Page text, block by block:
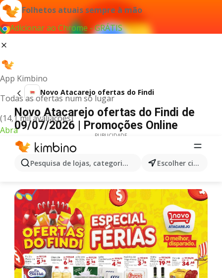
Folhetos atuais sempre à mão
Adicionar ao Chrome - GRÁTIS
App Kimbino
Todas as ofertas num só lugar
(14,1 mil avaliações)
Abra
Pesquisa de lojas, categorias,produtos... Escolher cidade
Novo Atacarejo ofertas do Findi
Novo Atacarejo ofertas do Findi de
09/07/2026 | Promoções Online
PUBLICIDADE